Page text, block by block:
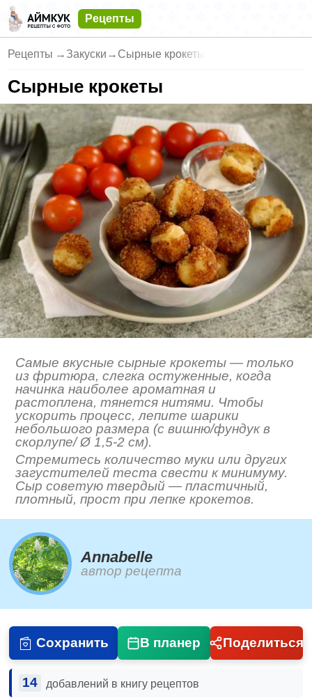
Рецепты
Рецепты → Закуски → Сырные крокеты
Сырные крокеты
Самые вкусные сырные крокеты — только
из фритюра, слегка остуженные, когда
начинка наиболее ароматная и
растоплена, тянется нитями. Чтобы
ускорить процесс, лепите шарики
небольшого размера (с вишню/фундук в
скорлупе/ Ø 1,5-2 см).
Стремитесь количество муки или других
загустителей теста свести к минимуму.
Сыр советую твердый — пластичный,
плотный, прост при лепке крокетов.
Annabelle
автор рецепта
Сохранить В планер Поделиться
14 добавлений в книгу рецептов